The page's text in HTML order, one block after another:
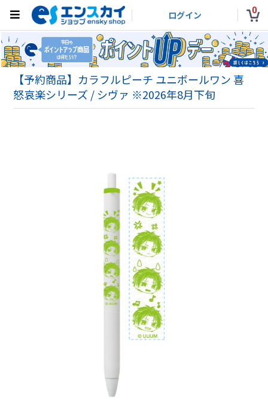
ログイン 0
【予約商品】カラフルピーチ ユニボールワン 喜
怒哀楽シリーズ / シヴァ ※2026年8月下旬